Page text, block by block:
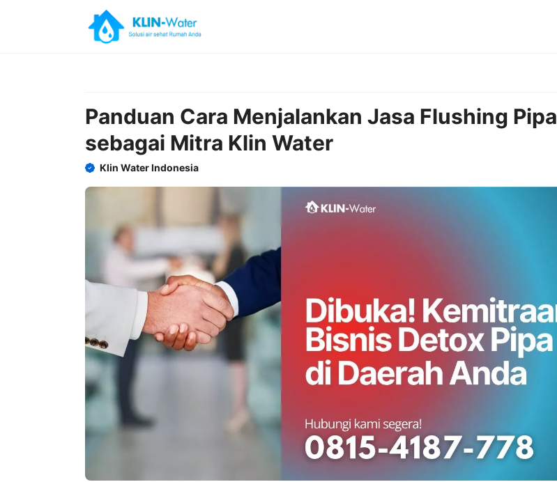
Panduan Cara Menjalankan Jasa Flushing Pipa
sebagai Mitra Klin Water
Klin Water Indonesia